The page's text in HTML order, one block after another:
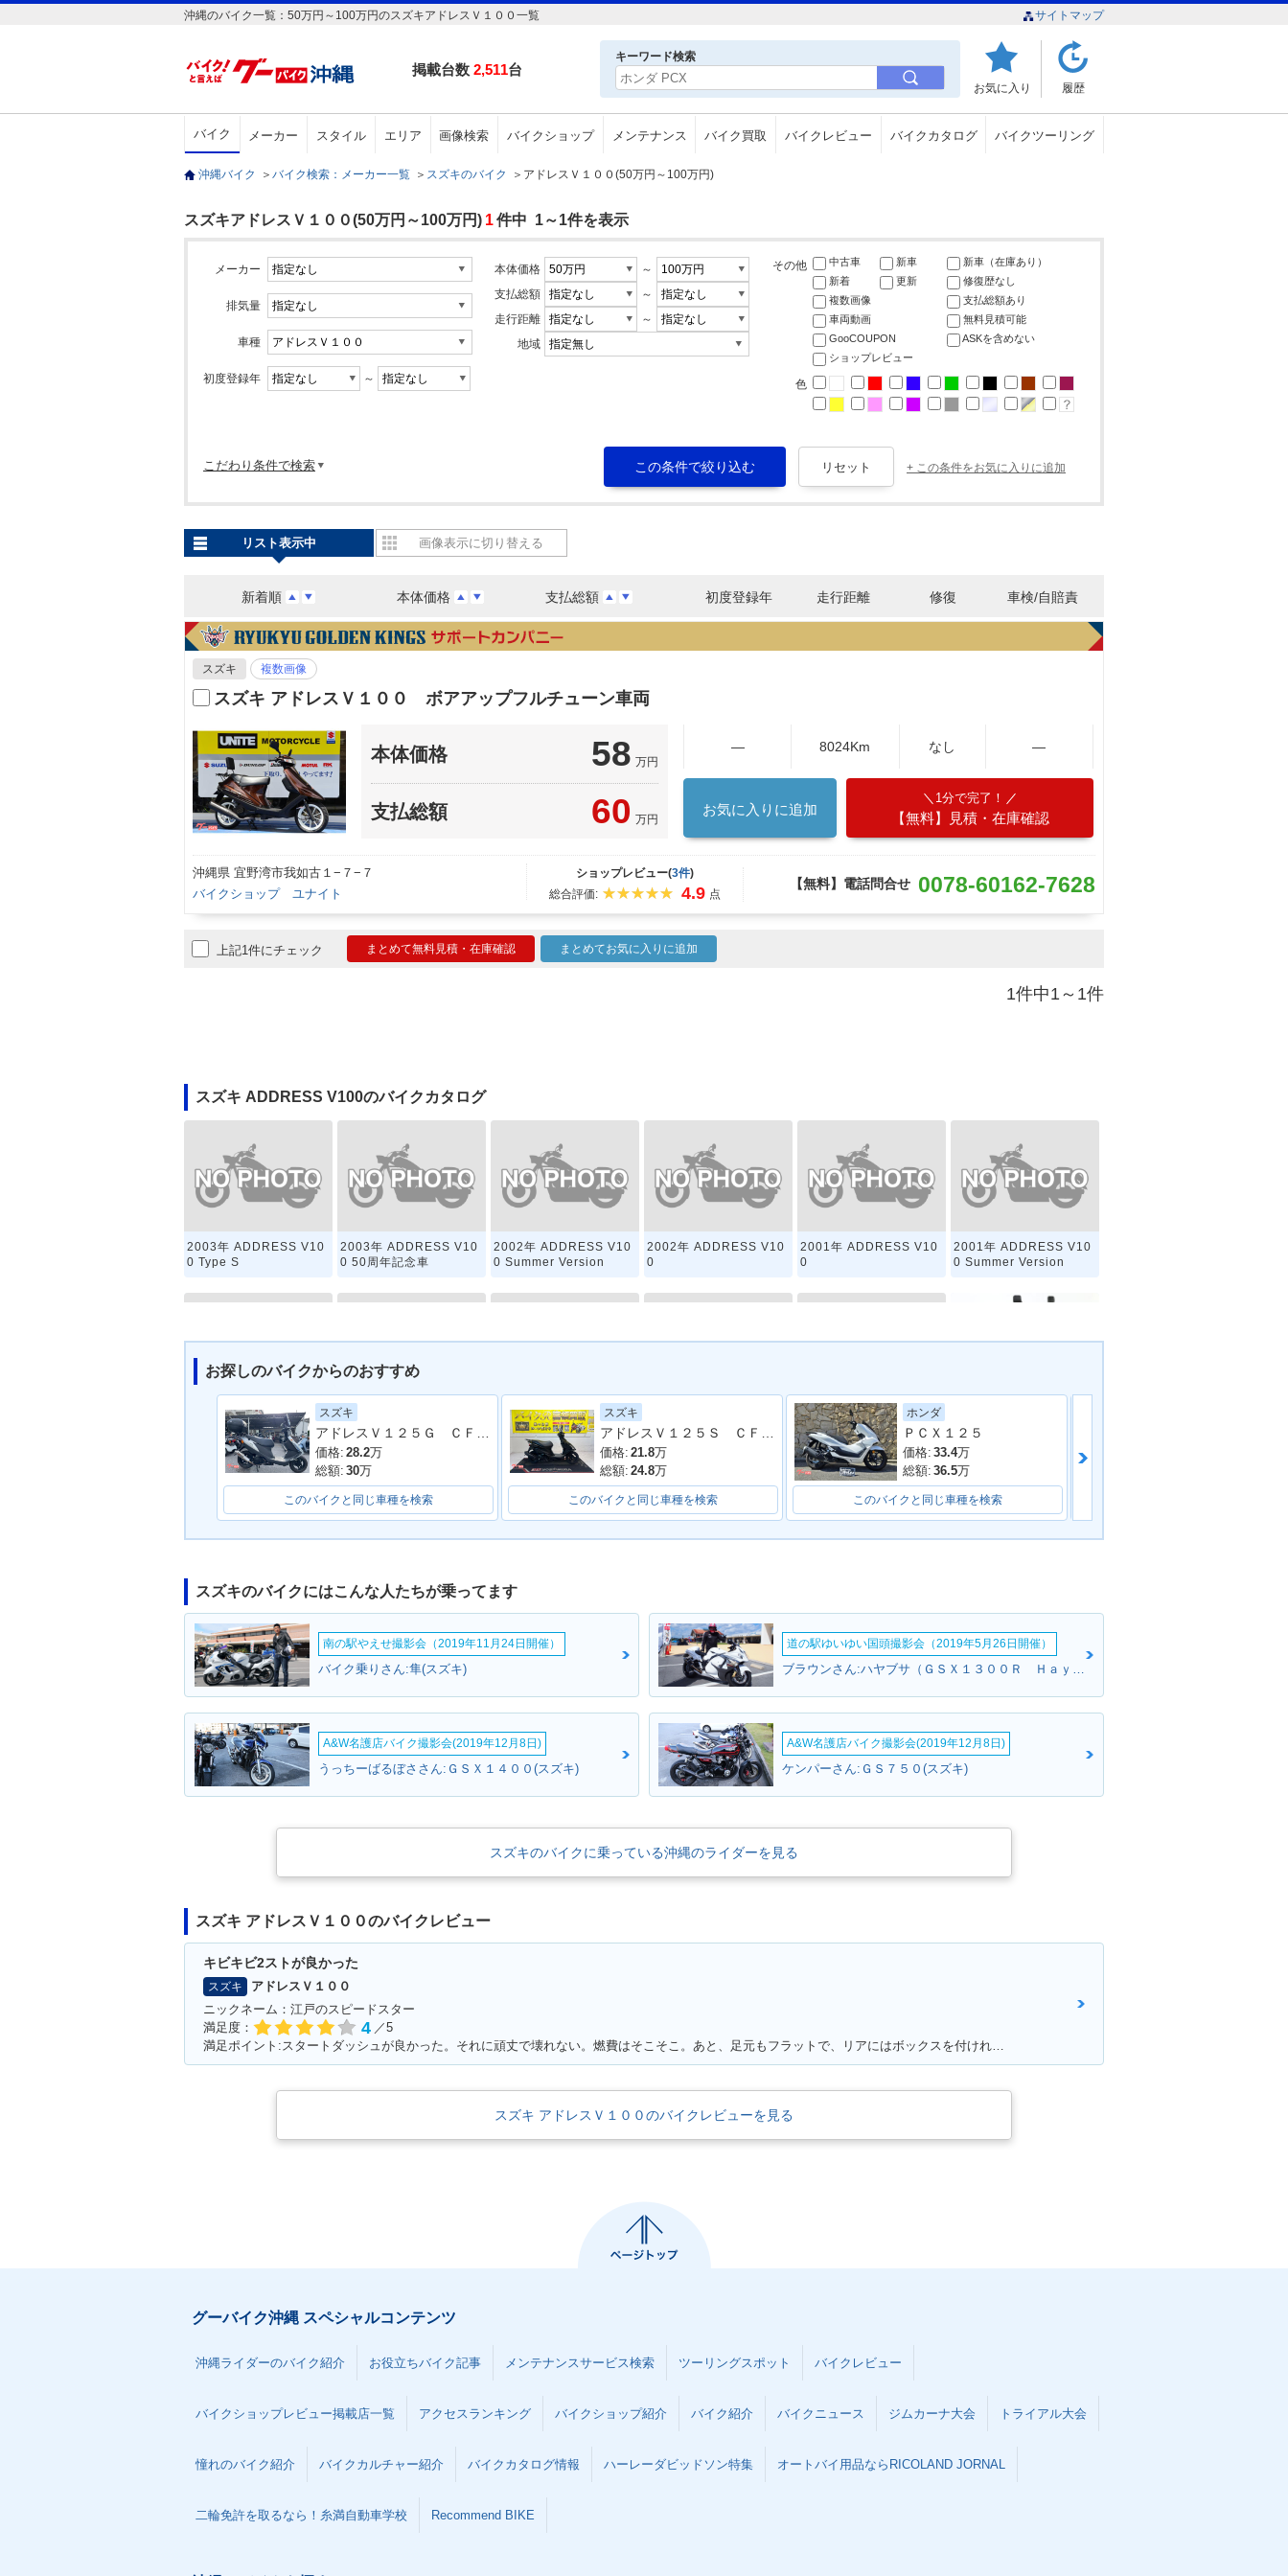
沖縄のバイク一覧：50万円～100万円のスズキアドレスＶ１００一覧 サイトマップ
掲載台数 2,511台
キーワード検索
お気に入り 履歴
バイク メーカー スタイル エリア 画像検索 バイクショップ メンテナンス バイク買取 バイクレビュー バイクカタログ バイクツーリング
沖縄バイク ＞ バイク検索：メーカー一覧 ＞ スズキのバイク ＞ アドレスＶ１００(50万円～100万円)
スズキアドレスＶ１００(50万円～100万円) 1件中 1～1件を表示
メーカー
排気量
車種
初度登録年 ～
本体価格
～
支払総額
～
走行距離
～
地域
その他 中古車 新車
新車（在庫あり）
新着
更新
修復歴なし
複数画像
支払総額あり
車両動画
無料見積可能
GooCOUPON
ASKを含めない
ショップレビュー
色
こだわり条件で検索 + この条件をお気に入りに追加
新着順 本体価格 支払総額 初度登録年 走行距離 修復 車検/自賠責
リスト表示中 画像表示に切り替える
スズキ 複数画像
スズキ アドレスＶ１００ ボアアップフルチューン車両
本体価格 58 万円
支払総額 60 万円
― 8024Km なし ―
お気に入りに追加
1分で完了！
【無料】見積・在庫確認
沖縄県 宜野湾市我如古１−７−７
バイクショップ ユナイト
ショップレビュー(3件)
総合評価:
4.9 点
【無料】電話問合せ 0078-60162-7628
上記1件にチェック まとめて無料見積・在庫確認 まとめてお気に入りに追加
1件中1～1件
スズキ ADDRESS V100のバイクカタログ
2003年 ADDRESS V10
0 Type S
2003年 ADDRESS V10
0 50周年記念車
2002年 ADDRESS V10
0 Summer Version
2002年 ADDRESS V10
0
2001年 ADDRESS V10
0
2001年 ADDRESS V10
0 Summer Version
2000年 ADDRESS V10
0 80周年記念モデル
1999年 ADDRESS V10
0
1997年 ADDRESS V10
0
1995年 ADDRESS V10
0
0
ADDRESS V100
お探しのバイクからのおすすめ
スズキ
価格: 28.2万
総額: 30万
このバイクと同じ車種を検索
スズキ
価格: 21.8万
総額: 24.8万
このバイクと同じ車種を検索
ホンダ
ＰＣＸ１２５
価格: 33.4万
総額: 36.5万
このバイクと同じ車種を検索
スズキのバイクにはこんな人たちが乗ってます
南の駅やえせ撮影会（2019年11月24日開催）
バイク乗りさん:隼(スズキ)
道の駅ゆいゆい国頭撮影会（2019年5月26日開催）
ブラウンさん:ハヤブサ（ＧＳＸ１３００Ｒ Ｈａｙａｂｕｓａ）(スズキ)
A&W名護店バイク撮影会(2019年12月8日)
うっちーばるぼささん:ＧＳＸ１４００(スズキ)
A&W名護店バイク撮影会(2019年12月8日)
ケンパーさん:ＧＳ７５０(スズキ)
スズキのバイクに乗っている沖縄のライダーを見る
スズキ アドレスＶ１００のバイクレビュー
キビキビ2ストが良かった
スズキ
アドレスＶ１００
ニックネーム：江戸のスピードスター
満足度：
4 ／5
満足ポイント:スタートダッシュが良かった。それに頑丈で壊れない。燃費はそこそこ。あと、足元もフラットで、リアにはボックスを付ければ、相当量を運べます。シート下は、フルフェイスがしっかりと格納できました。あとはフロントの内側収納もたっぷりサイズで、500のペットボトルも入ります。企画でやった、V100 ツーリングは今でも思い出になってます。そんな便利な一台です。
スズキ アドレスＶ１００のバイクレビューを見る
グーバイク沖縄 スペシャルコンテンツ
沖縄ライダーのバイク紹介 お役立ちバイク記事 メンテナンスサービス検索 ツーリングスポット バイクレビュー
バイクショップレビュー掲載店一覧 アクセスランキング バイクショップ紹介 バイク紹介 バイクニュース ジムカーナ大会 トライアル大会
憧れのバイク紹介 バイクカルチャー紹介 バイクカタログ情報 ハーレーダビッドソン特集 オートバイ用品ならRICOLAND JORNAL
二輪免許を取るなら！糸満自動車学校 Recommend BIKE